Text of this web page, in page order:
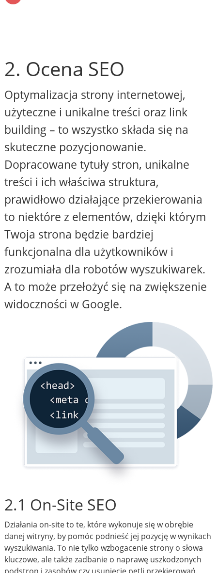
2. Ocena SEO
Optymalizacja strony internetowej,
użyteczne i unikalne treści oraz link
building – to wszystko składa się na
skuteczne pozycjonowanie.
Dopracowane tytuły stron, unikalne
treści i ich właściwa struktura,
prawidłowo działające przekierowania
to niektóre z elementów, dzięki którym
Twoja strona będzie bardziej
funkcjonalna dla użytkowników i
zrozumiała dla robotów wyszukiwarek.
A to może przełożyć się na zwiększenie
widoczności w Google.
2.1 On-Site SEO
Działania on-site to te, które wykonuje się w obrębie
danej witryny, by pomóc podnieść jej pozycję w wynikach
wyszukiwania. To nie tylko wzbogacenie strony o słowa
kluczowe, ale także zadbanie o naprawę uszkodzonych
podstron i zasobów czy usunięcie pętli przekierowań.